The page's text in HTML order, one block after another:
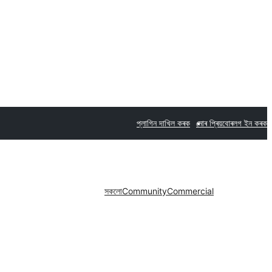
প্লাগিন দাখিল কৰক মোৰ প্ৰিয়বোৰলগ ইন কৰক
সকলোCommunityCommercial